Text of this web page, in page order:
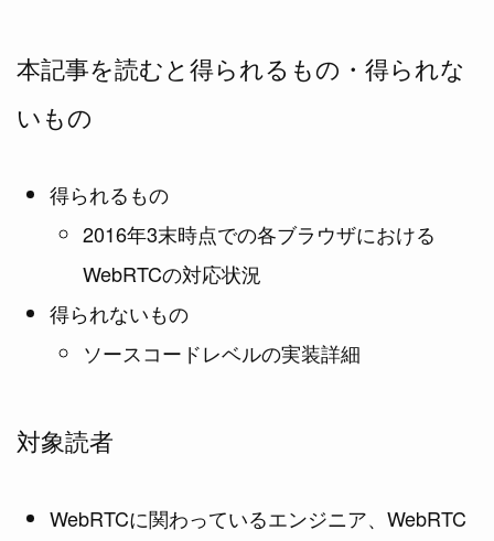
本記事を読むと得られるもの・得られな
いもの
得られるもの
2016年3末時点での各ブラウザにおける
WebRTCの対応状況
得られないもの
ソースコードレベルの実装詳細
対象読者
WebRTCに関わっているエンジニア、WebRTC